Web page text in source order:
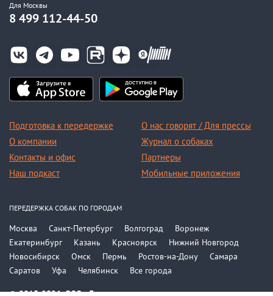
Для Москвы
8 499 112-44-50
Подготовка к передержке
О компании
Контакты и офис
Наш подкаст
О нас говорят / Для прессы
Журнал о собаках
Партнеры
Мобильные приложения
© 2015-2026, ООО «Догси»
ПЕРЕДЕРЖКА СОБАК ПО ГОРОДАМ
Москва Санкт-Петербург Волгоград
Воронеж
Екатеринбург
Казань Красноярск
Нижний Новгород
Новосибирск
Омск Пермь Ростов-на-Дону
Самара
Саратов
Уфа Челябинск Все города